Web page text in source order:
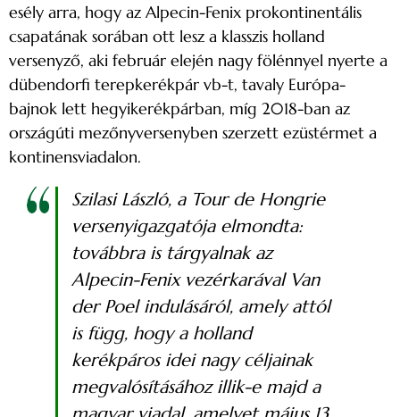
esély arra, hogy az Alpecin-Fenix prokontinentális
csapatának sorában ott lesz a klasszis holland
versenyző, aki február elején nagy fölénnyel nyerte a
dübendorfi terepkerékpár vb-t, tavaly Európa-
bajnok lett hegyikerékpárban, míg 2018-ban az
országúti mezőnyversenyben szerzett ezüstérmet a
kontinensviadalon.
Szilasi László, a Tour de Hongrie
versenyigazgatója elmondta:
továbbra is tárgyalnak az
Alpecin-Fenix vezérkarával Van
der Poel indulásáról, amely attól
is függ, hogy a holland
kerékpáros idei nagy céljainak
megvalósításához illik-e majd a